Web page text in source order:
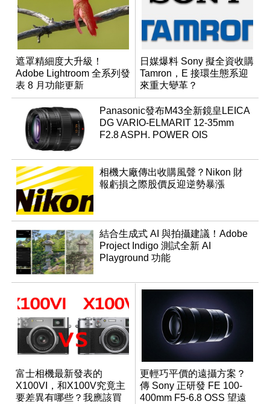
遮罩精細度大升級！
Adobe Lightroom 全系列發
表 8 月功能更新
日媒爆料 Sony 擬全資收購
Tamron，E 接環生態系迎
來重大變革？
Panasonic發布M43全新鏡皇LEICA
DG VARIO-ELMARIT 12-35mm
F2.8 ASPH. POWER OIS
相機大廠傳出收購風聲？Nikon 財
報虧損之際股價反迎逆勢暴漲
結合生成式 AI 與拍攝建議！Adobe
Project Indigo 測試全新 AI
Playground 功能
富士相機最新發表的
X100VI，和X100V究竟主
要差異有哪些？我應該買
更輕巧平價的遠攝方案？
傳 Sony 正研發 FE 100-
400mm F5-6.8 OSS 望遠